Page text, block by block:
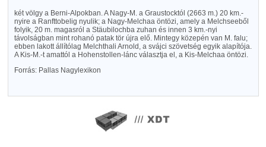
két völgy a Berni-Alpokban. A Nagy-M. a Graustocktól (2663 m.) 20 km.-
nyire a Ranfttobelig nyulik; a Nagy-Melchaa öntözi, amely a Melchseeből
folyik, 20 m. magasról a Stäubilochba zuhan és innen 3 km.-nyi
távolságban mint rohanó patak tör újra elő. Mintegy közepén van M. falu;
ebben lakott állítólag Melchthali Arnold, a svájci szövetség egyik alapítója.
A Kis-M.-t amattól a Hohenstollen-lánc választja el, a Kis-Melchaa öntözi.
Forrás: Pallas Nagylexikon